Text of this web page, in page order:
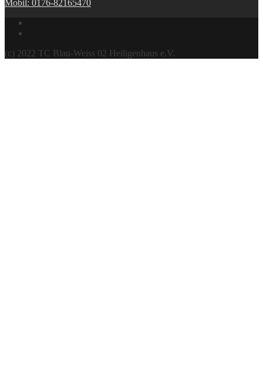
Mobil: 0176-82165470
(c) 2022 TC Blau-Weiss 02 Heiligenhaus e.V.